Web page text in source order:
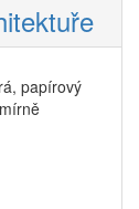
papírový